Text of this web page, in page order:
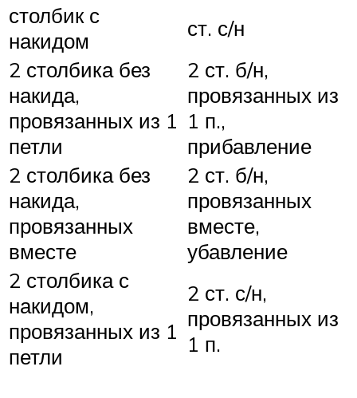
столбик с
накидом
ст. с/н
2 столбика без
накида,
провязанных из 1
петли
2 ст. б/н,
провязанных из
1 п.,
прибавление
2 столбика без
накида,
провязанных
вместе
2 ст. б/н,
провязанных
вместе,
убавление
2 столбика с
накидом,
провязанных из 1
петли
2 ст. с/н,
провязанных из
1 п.